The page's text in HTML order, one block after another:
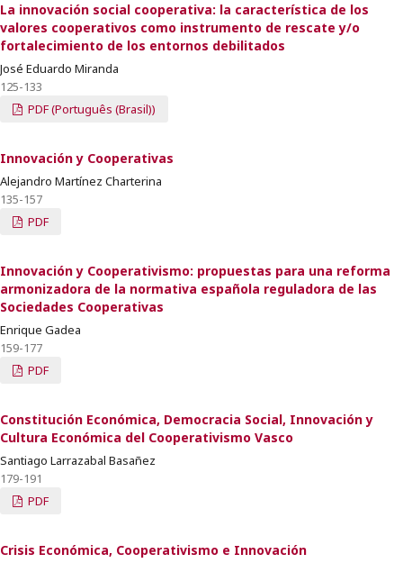
La innovación social cooperativa: la característica de los
valores cooperativos como instrumento de rescate y/o
fortalecimiento de los entornos debilitados
José Eduardo Miranda
125-133
PDF (Português (Brasil))
Innovación y Cooperativas
Alejandro Martínez Charterina
135-157
PDF
Innovación y Cooperativismo: propuestas para una reforma
armonizadora de la normativa española reguladora de las
Sociedades Cooperativas
Enrique Gadea
159-177
PDF
Constitución Económica, Democracia Social, Innovación y
Cultura Económica del Cooperativismo Vasco
Santiago Larrazabal Basañez
179-191
PDF
Crisis Económica, Cooperativismo e Innovación